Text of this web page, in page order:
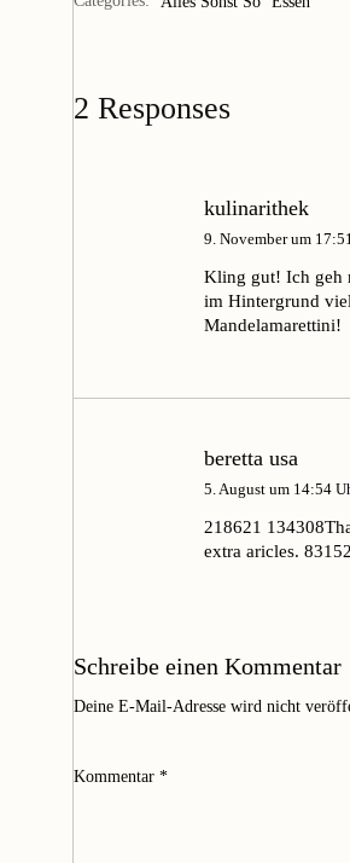
2 Responses
kulinarithek
9. November um
Kling gut! Ich geh
im Hintergrund
Mandelamarettini!
beretta usa
5. August um 14:54
218621
extra aricles.
Schreibe einen Kommentar
Deine E-Mail-Adresse wird nicht
Kommentar *